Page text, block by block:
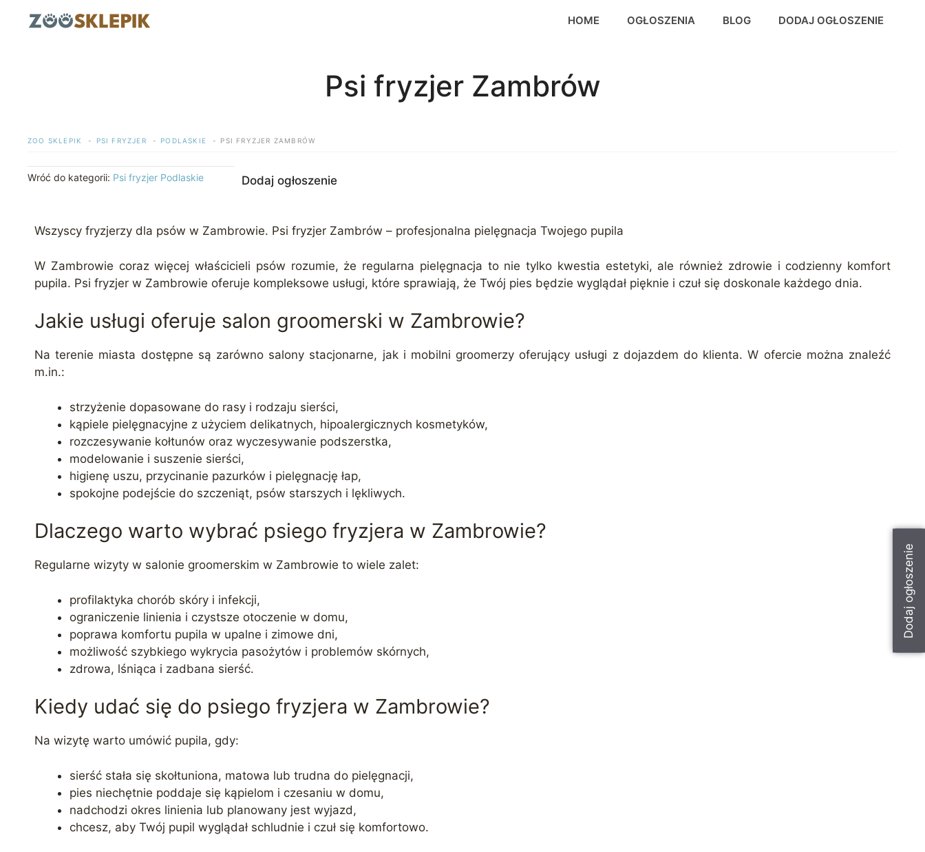
HOME OGŁOSZENIA BLOG DODAJ OGŁOSZENIE
Psi fryzjer Zambrów
ZOO SKLEPIK PSI FRYZJER PODLASKIE PSI FRYZJER ZAMBRÓW
Wróć do kategorii: Psi fryzjer Podlaskie Dodaj ogłoszenie
Dodaj ogłoszenie
Wszyscy fryzjerzy dla psów w Zambrowie. Psi fryzjer Zambrów – profesjonalna pielęgnacja Twojego pupila
W Zambrowie coraz więcej właścicieli psów rozumie, że regularna pielęgnacja to nie tylko kwestia estetyki, ale również zdrowie i codzienny komfort
pupila. Psi fryzjer w Zambrowie oferuje kompleksowe usługi, które sprawiają, że Twój pies będzie wyglądał pięknie i czuł się doskonale każdego dnia.
Jakie usługi oferuje salon groomerski w Zambrowie?
Na terenie miasta dostępne są zarówno salony stacjonarne, jak i mobilni groomerzy oferujący usługi z dojazdem do klienta. W ofercie można znaleźć
m.in.:
strzyżenie dopasowane do rasy i rodzaju sierści,
kąpiele pielęgnacyjne z użyciem delikatnych, hipoalergicznych kosmetyków,
rozczesywanie kołtunów oraz wyczesywanie podszerstka,
modelowanie i suszenie sierści,
higienę uszu, przycinanie pazurków i pielęgnację łap,
spokojne podejście do szczeniąt, psów starszych i lękliwych.
Dlaczego warto wybrać psiego fryzjera w Zambrowie?
Regularne wizyty w salonie groomerskim w Zambrowie to wiele zalet:
profilaktyka chorób skóry i infekcji,
ograniczenie linienia i czystsze otoczenie w domu,
poprawa komfortu pupila w upalne i zimowe dni,
możliwość szybkiego wykrycia pasożytów i problemów skórnych,
zdrowa, lśniąca i zadbana sierść.
Kiedy udać się do psiego fryzjera w Zambrowie?
Na wizytę warto umówić pupila, gdy:
sierść stała się skołtuniona, matowa lub trudna do pielęgnacji,
pies niechętnie poddaje się kąpielom i czesaniu w domu,
nadchodzi okres linienia lub planowany jest wyjazd,
chcesz, aby Twój pupil wyglądał schludnie i czuł się komfortowo.